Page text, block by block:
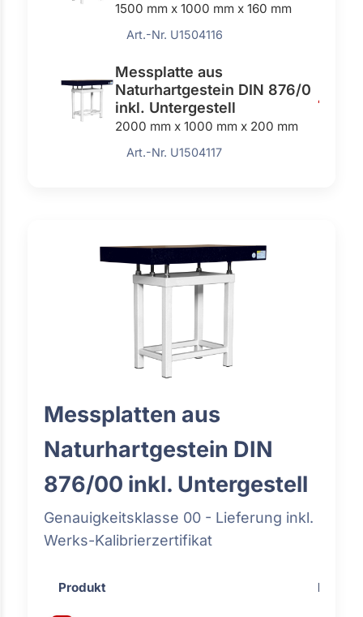
1500 mm x 1000 mm x 160 mm
Art.-Nr. U1504116
Messplatte aus
Naturhartgestein DIN 876/0
inkl. Untergestell
2000 mm x 1000 mm x 200 mm
Art.-Nr. U1504117
Messplatten aus
Naturhartgestein DIN
876/00 inkl. Untergestell
Genauigkeitsklasse 00 - Lieferung inkl.
Werks-Kalibrierzertifikat
Produkt Preis